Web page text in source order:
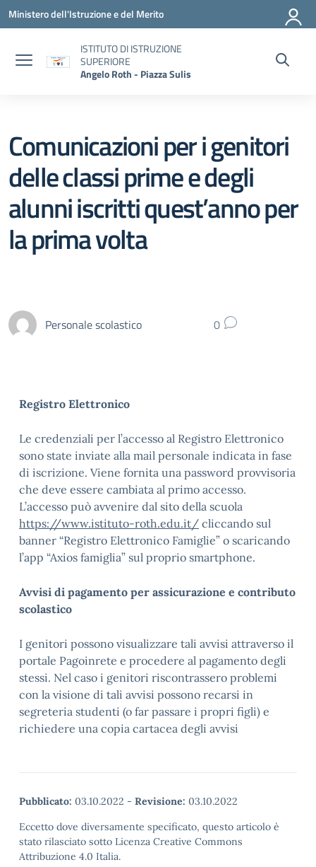
Vai ai contenuti
Vai al menu di navigazione
Vai al footer
Ministero dell'Istruzione e del Merito
ISTITUTO DI ISTRUZIONE
SUPERIORE
Angelo Roth - Piazza Sulis
Comunicazioni per i genitori
delle classi prime e degli
alunni iscritti quest’anno per
la prima volta
Personale scolastico 0
Registro Elettronico
Le credenziali per l’accesso al Registro Elettronico
sono state inviate alla mail personale indicata in fase
di iscrizione. Viene fornita una password provvisoria
che deve essere cambiata al primo accesso.
L’accesso può avvenire dal sito della scuola
https://www.istituto-roth.edu.it/ cliccando sul
banner “Registro Elettronico Famiglie” o scaricando
l’app “Axios famiglia” sul proprio smartphone.
Avvisi di pagamento per assicurazione e contributo
scolastico
I genitori possono visualizzare tali avvisi attraverso il
portale Pagoinrete e procedere al pagamento degli
stessi. Nel caso i genitori riscontrassero problemi
con la visione di tali avvisi possono recarsi in
segreteria studenti (o far passare i propri figli) e
richiedere una copia cartacea degli avvisi
Pubblicato: 03.10.2022 - Revisione: 03.10.2022
Eccetto dove diversamente specificato, questo articolo è
stato rilasciato sotto Licenza Creative Commons
Attribuzione 4.0 Italia.